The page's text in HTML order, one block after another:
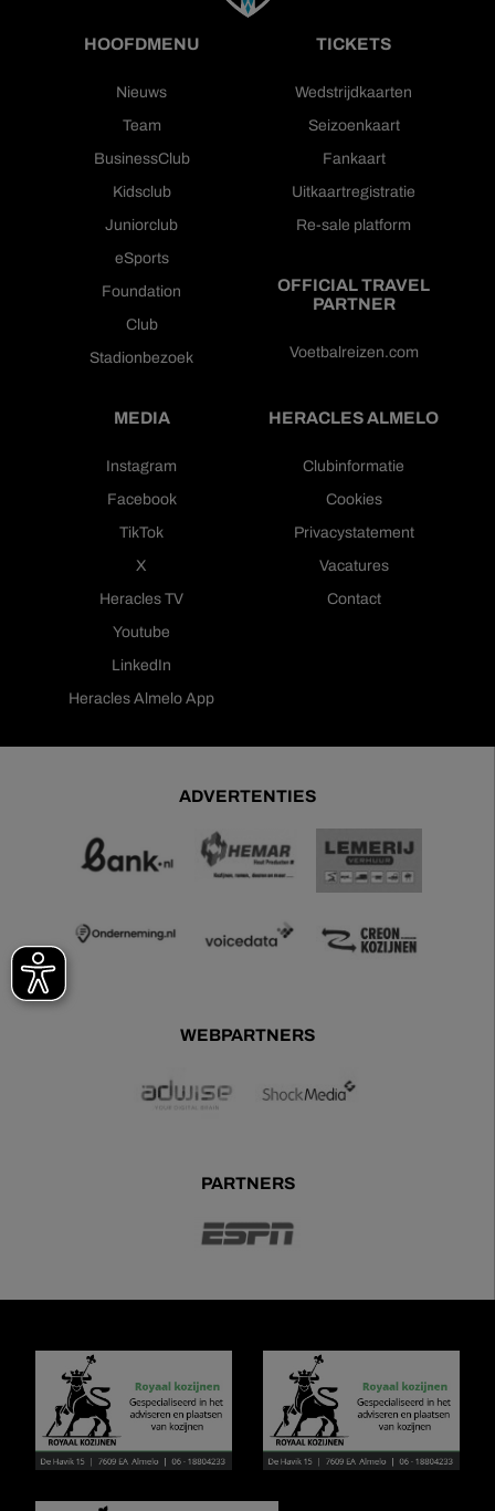
HOOFDMENU
Nieuws
Team
BusinessClub
Kidsclub
Juniorclub
eSports
Foundation
Club
Stadionbezoek
TICKETS
Wedstrijdkaarten
Seizoenkaart
Fankaart
Uitkaartregistratie
Re-sale platform
OFFICIAL TRAVEL
PARTNER
Voetbalreizen.com
MEDIA
Instagram
Facebook
TikTok
X
Heracles TV
Youtube
LinkedIn
Heracles Almelo App
HERACLES ALMELO
Clubinformatie
Cookies
Privacystatement
Vacatures
Contact
ADVERTENTIES
WEBPARTNERS
PARTNERS